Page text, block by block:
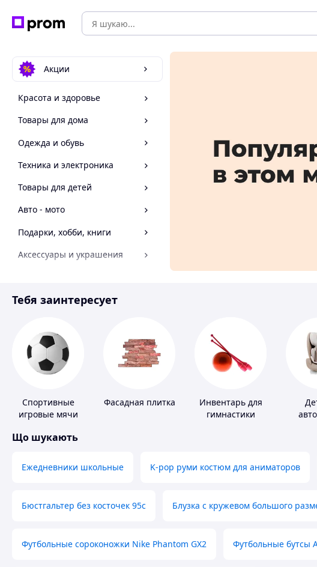
Акции
Красота и здоровье
Товары для дома
Одежда и обувь
Техника и электроника
Товары для детей
Авто - мото
Подарки, хобби, книги
Аксессуары и украшения
Спорт и отдых
Тебя заинтересует
Спортивные
игровые мячи
Фасадная плитка
Инвентарь для
гимнастики
Що шукають
Ежедневники школьные K-pop руми костюм для аниматоров
Бюстгальтер без косточек 95с Блузка с кружевом большого
Футбольные сороконожки Nike Phantom GX2 Футбольные бутсы